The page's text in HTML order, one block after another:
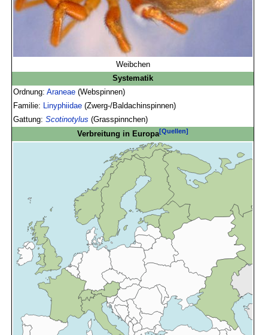
Weibchen
Systematik
Ordnung:Araneae (Webspinnen)
Familie:
Linyphiidae (Zwerg-/Baldachinspinnen)
Gattung:Scotinotylus (Grasspinnchen)
Verbreitung in Europa[Quellen]